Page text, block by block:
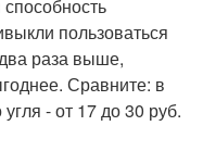
пользоваться
раза выше,
Сравните: в
- от 17 до 30 руб.